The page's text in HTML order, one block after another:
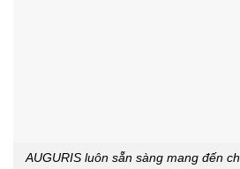
AUGURIS luôn sẵn sàng mang đến